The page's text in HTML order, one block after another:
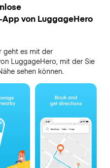
von LuggageHero
geht es mit der
LuggageHero, mit der Sie
sehen können.